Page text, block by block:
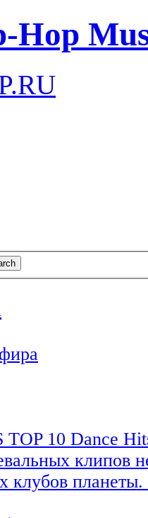
Hop
.RU
10 Dance
клипов
клубов планеты.